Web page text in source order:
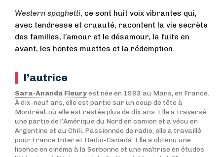
Western spaghetti, ce sont huit voix vibrantes qui,
avec tendresse et cruauté, racontent la vie secrète
des familles, l’amour et le désamour, la fuite en
avant, les hontes muettes et la rédemption.
l’autrice
Sara-Ànanda Fleuryest née en 1983 au Mans, en France.
À dix-neuf ans, elle est partie sur un coup de tête à
Montréal, où elle est restée plus de dix ans. Elle a traversé
une partie de l’Amérique du Nord en camion et a vécu en
Argentine et au Chili. Passionnée de radio, elle a travaillé
pour France Inter et Radio-Canada. Elle a obtenu une
licence en cinéma à la Sorbonne et une maîtrise en études